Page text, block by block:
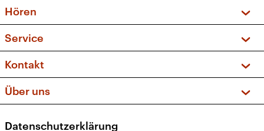
Sendungen und Podcasts
Musikliste
Kakadu – Das Kinderprogramm
Hören
Frequenzen (UKW + DAB+)
Service
FAQ
Apps
Newsletter
Kontakt
Social Media
Über uns
Datenschutzerklärung